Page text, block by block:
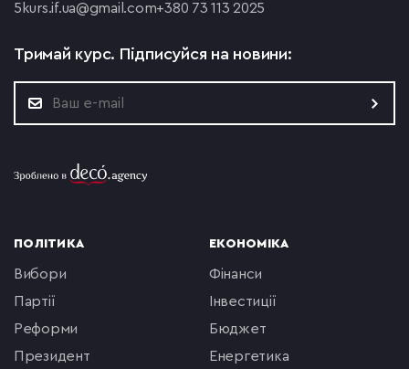
5 kurs.if.ua@gmail.com+380 73 113 2025
Тримай курс. Підписуйся на новини:
ПОЛІТИКА
вибори
партії
реформи
президент
ЕКОНОМІКА
фінанси
інвестиції
бюджет
енергетика